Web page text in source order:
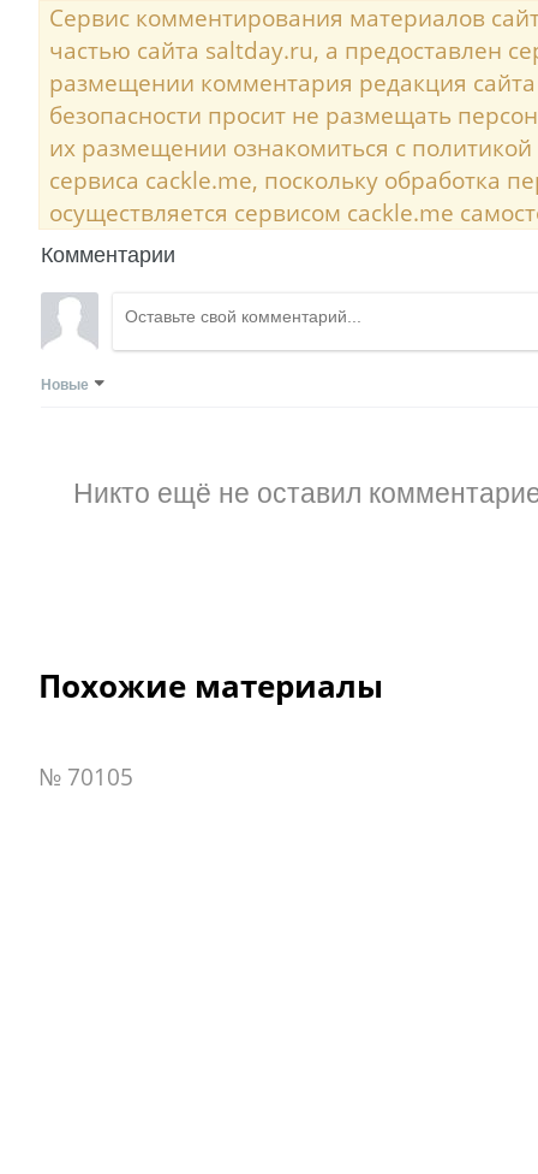
Сервис комментирования материалов
частью сайта saltday.ru, а предоставлен
размещении комментария редакция
безопасности просит не размещать
их размещении ознакомиться с
сервиса cackle.me, поскольку обработка
осуществляется сервисом cackle.me
Комментарии
Новые
Никто ещё не оставил
Похожие материалы
№ 70105